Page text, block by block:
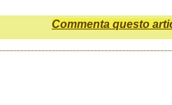
Commenta questo